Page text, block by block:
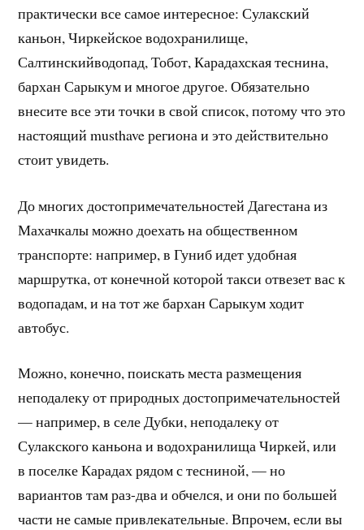
практически все самое интересное: Сулакский
каньон, Чиркейское водохранилище,
Салтинскийводопад, Тобот, Карадахская теснина,
бархан Сарыкум и многое другое. Обязательно
внесите все эти точки в свой список, потому что это
настоящий musthave региона и это действительно
стоит увидеть.
До многих достопримечательностей Дагестана из
Махачкалы можно доехать на общественном
транспорте: например, в Гуниб идет удобная
маршрутка, от конечной которой такси отвезет вас к
водопадам, и на тот же бархан Сарыкум ходит
автобус.
Можно, конечно, поискать места размещения
неподалеку от природных достопримечательностей
— например, в селе Дубки, неподалеку от
Сулакского каньона и водохранилища Чиркей, или
в поселке Карадах рядом с тесниной, — но
вариантов там раз-два и обчелся, и они по большей
части не самые привлекательные. Впрочем, если вы